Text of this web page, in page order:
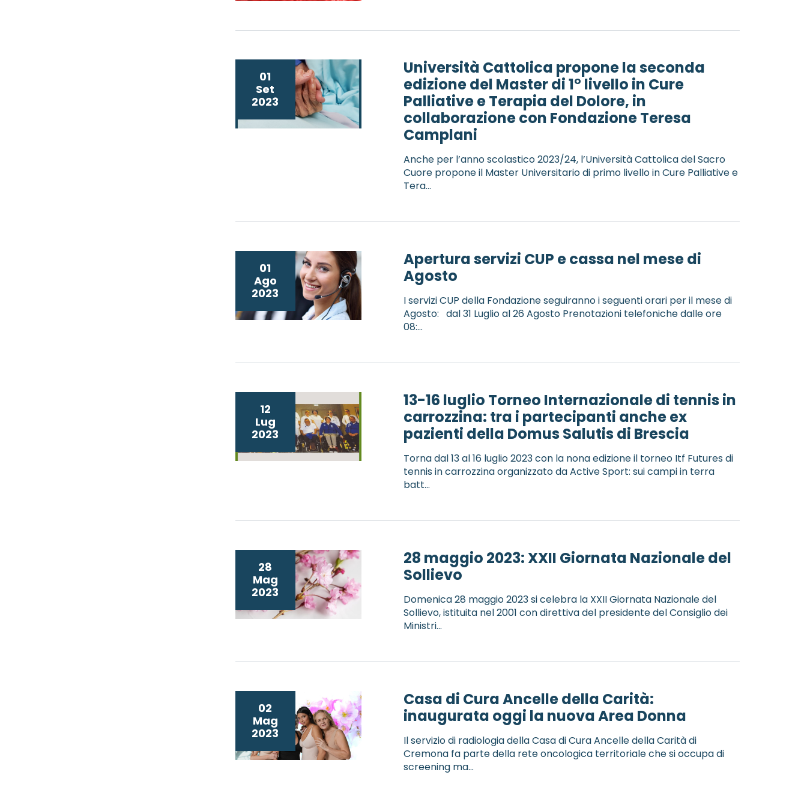
01
Set
2023
Università Cattolica propone la seconda
edizione del Master di 1° livello in Cure
Palliative e Terapia del Dolore, in
collaborazione con Fondazione Teresa
Camplani
Anche per l’anno scolastico 2023/24, l’Università Cattolica del Sacro
Cuore propone il Master Universitario di primo livello in Cure Palliative e
Tera...
01
Ago
2023
Apertura servizi CUP e cassa nel mese di
Agosto
I servizi CUP della Fondazione seguiranno i seguenti orari per il mese di
Agosto: dal 31 Luglio al 26 Agosto Prenotazioni telefoniche dalle ore
08:...
12
Lug
2023
13-16 luglio Torneo Internazionale di tennis in
carrozzina: tra i partecipanti anche ex
pazienti della Domus Salutis di Brescia
Torna dal 13 al 16 luglio 2023 con la nona edizione il torneo Itf Futures di
tennis in carrozzina organizzato da Active Sport: sui campi in terra
batt...
28
Mag
2023
28 maggio 2023: XXII Giornata Nazionale del
Sollievo
Domenica 28 maggio 2023 si celebra la XXII Giornata Nazionale del
Sollievo, istituita nel 2001 con direttiva del presidente del Consiglio dei
Ministri...
02
Mag
2023
Casa di Cura Ancelle della Carità:
inaugurata oggi la nuova Area Donna
Il servizio di radiologia della Casa di Cura Ancelle della Carità di
Cremona fa parte della rete oncologica territoriale che si occupa di
screening ma...